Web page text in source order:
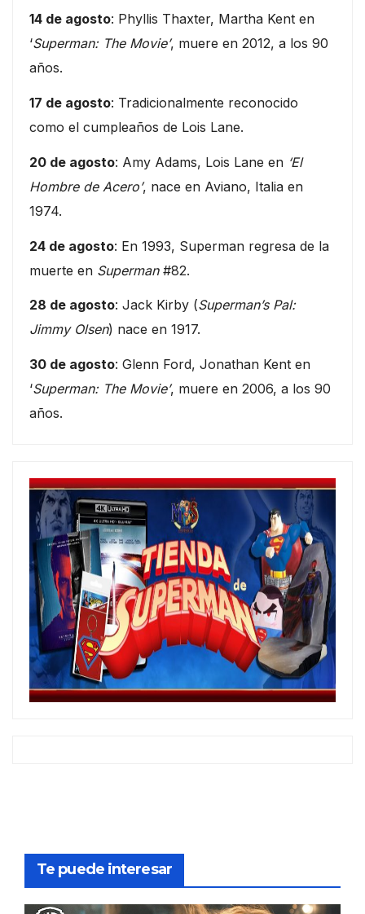
14 de agosto: Phyllis Thaxter, Martha Kent en
‘Superman: The Movie’, muere en 2012, a los 90
años.
17 de agosto: Tradicionalmente reconocido
como el cumpleaños de Lois Lane.
20 de agosto: Amy Adams, Lois Lane en ‘El
Hombre de Acero’, nace en Aviano, Italia en
1974.
24 de agosto: En 1993, Superman regresa de la
muerte en Superman#82.
28 de agosto: Jack Kirby (Superman’s Pal:
Jimmy Olsen) nace en 1917.
30 de agosto: Glenn Ford, Jonathan Kent en
‘Superman: The Movie’, muere en 2006, a los 90
años.
Te puede interesar